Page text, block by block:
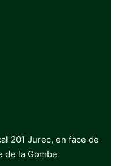
201 Jurec, en face de
de la Gombe